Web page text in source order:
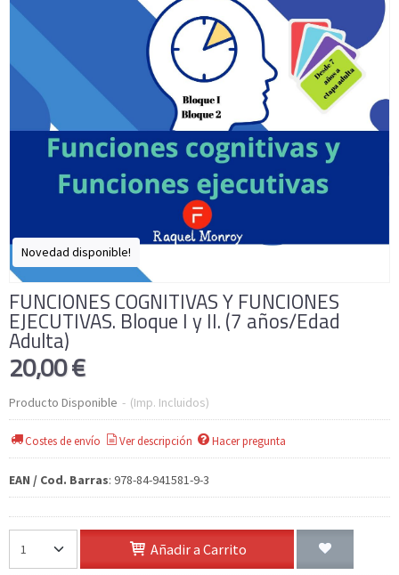
Novedad disponible!
FUNCIONES COGNITIVAS Y FUNCIONES
EJECUTIVAS. Bloque I y II. (7 años/Edad
Adulta)
20,00 €
Producto Disponible - (Imp. Incluidos)
Costes de envío Ver descripción Hacer pregunta
EAN / Cod. Barras: 978-84-941581-9-3
Añadir a Carrito